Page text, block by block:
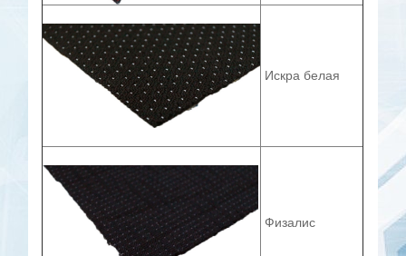
Искра белая
Физалис